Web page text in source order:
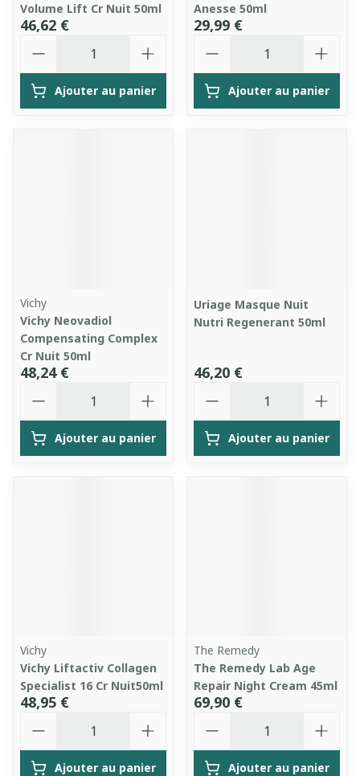
Volume Lift Cr Nuit 50ml
46,62 €
Ajouter au panier
Anesse 50ml
29,99 €
Ajouter au panier
Vichy
Vichy Neovadiol
Compensating Complex
Cr Nuit 50ml
48,24 €
Ajouter au panier
Uriage Masque Nuit
Nutri Regenerant 50ml
46,20 €
Ajouter au panier
Vichy
Vichy Liftactiv Collagen
Specialist 16 Cr Nuit50ml
48,95 €
Ajouter au panier
The Remedy
The Remedy Lab Age
Repair Night Cream 45ml
69,90 €
Ajouter au panier